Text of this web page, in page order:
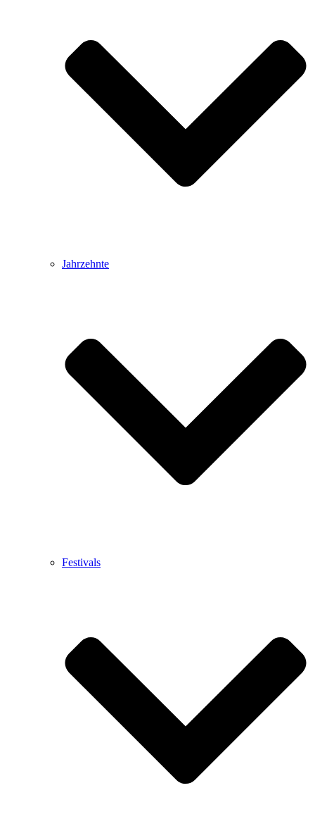
Jahrzehnte
Festivals